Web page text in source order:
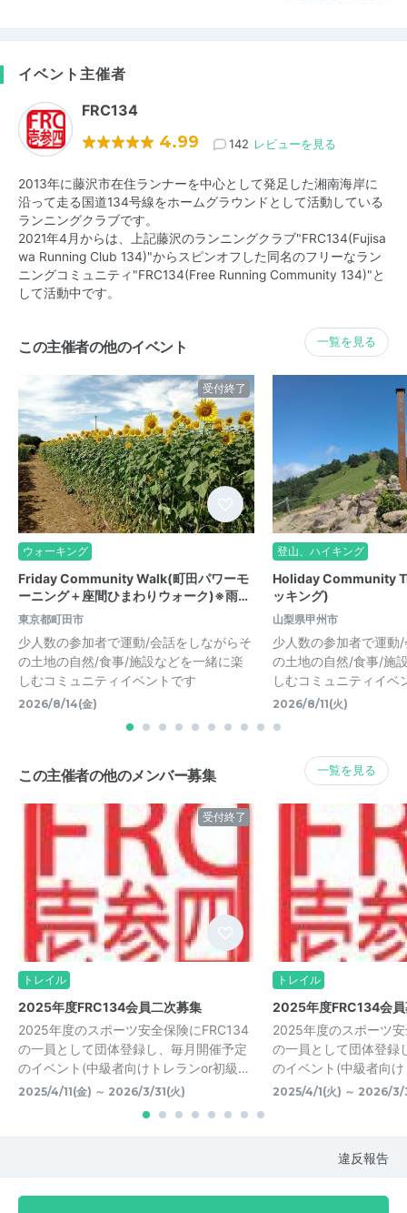
イベント主催者
FRC134
4.99 142 レビューを見る
2013年に藤沢市在住ランナーを中心として発足した湘南海岸に
沿って走る国道134号線をホームグラウンドとして活動している
ランニングクラブです。
2021年4月からは、上記藤沢のランニングクラブ"FRC134(Fujisa
wa Running Club 134)"からスピンオフした同名のフリーなラン
ニングコミュニティ"FRC134(Free Running Community 134)"と
して活動中です。
この主催者の他のイベント 一覧を見る
受付終了
ウォーキング
Friday Community Walk(町田パワーモ
ーニング＋座間ひまわりウォーク)※雨…
東京都町田市
少人数の参加者で運動/会話をしながらそ
の土地の自然/食事/施設などを一緒に楽
しむコミュニティイベントです
2026/8/14(金)
登山、ハイキング
Holiday Community
ッキング)
山梨県甲州市
少人数の参加者で運動
の土地の自然/食事/施
しむコミュニティイベ
2026/8/11(火)
この主催者の他のメンバー募集 一覧を見る
受付終了
トレイル
2025年度FRC134会員二次募集
2025年度のスポーツ安全保険にFRC134
の一員として団体登録し、毎月開催予定
のイベント(中級者向けトレランor初級…
2025/4/11(金) ～ 2026/3/31(火)
トレイル
2025年度FRC134会員
2025年度のスポーツ
の一員として団体登録
のイベント(中級者向
2025/4/1(火) ～ 2026/3/
違反報告